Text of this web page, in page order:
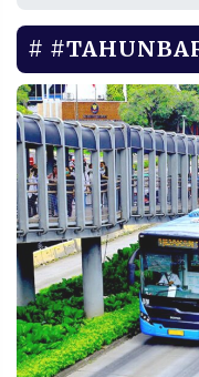
RUBRIKASI
EDITORIAL
FINANSIA
DAERAH
MANCA SPORT
INFORMASI
PRIVACY
POLICY